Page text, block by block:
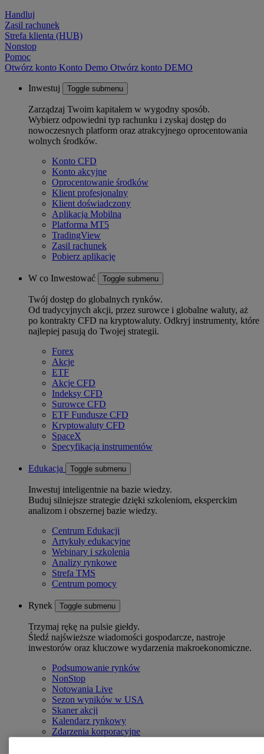
Handluj
Zasil rachunek
Strefa klienta (HUB)
Nonstop
Pomoc
Otwórz konto Konto Demo Otwórz konto DEMO
Inwestuj Toggle submenu
Zarządzaj Twoim kapitałem w wygodny sposób.
Wybierz odpowiedni typ rachunku i zyskaj dostęp do
nowoczesnych platform oraz atrakcyjnego oprocentowania
wolnych środków.
Konto CFD
Konto akcyjne
Oprocentowanie środków
Klient profesjonalny
Klient doświadczony
Aplikacja Mobilna
Platforma MT5
TradingView
Zasil rachunek
Pobierz aplikację
W co Inwestować Toggle submenu
Twój dostęp do globalnych rynków.
Od tradycyjnych akcji, przez surowce i globalne waluty, aż
po kontrakty CFD na kryptowaluty. Odkryj instrumenty, które
najlepiej pasują do Twojej strategii.
Forex
Akcje
ETF
Akcje CFD
Indeksy CFD
Surowce CFD
ETF Fundusze CFD
Kryptowaluty CFD
SpaceX
Specyfikacja instrumentów
Edukacja Toggle submenu
Inwestuj inteligentnie na bazie wiedzy.
Buduj silniejsze strategie dzięki szkoleniom, eksperckim
analizom i obszernej bazie wiedzy.
Centrum Edukacji
Artykuły edukacyjne
Webinary i szkolenia
Analizy rynkowe
Strefa TMS
Centrum pomocy
Rynek Toggle submenu
Trzymaj rękę na pulsie giełdy.
Śledź najświeższe wiadomości gospodarcze, nastroje
inwestorów oraz kluczowe wydarzenia makroekonomiczne.
Podsumowanie rynków
NonStop
Notowania Live
Sezon wyników w USA
Skaner akcji
Kalendarz rynkowy
Zdarzenia korporacyjne